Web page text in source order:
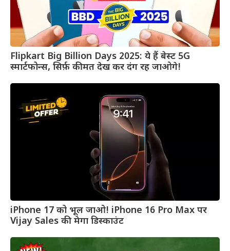
Flipkart Big Billion Days 2025: ये हैं बेस्ट 5G
स्मार्टफोन्स, सिर्फ़ कीमत देख कर दंग रह जाओगे!
iPhone 17 को भूल जाओ! iPhone 16 Pro Max पर
Vijay Sales की मेगा डिस्काउंट